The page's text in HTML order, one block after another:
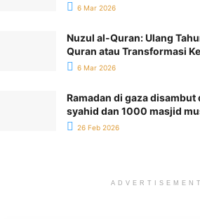
6 Mar 2026
Nuzul al-Quran: Ulang
Quran atau Transformasi
6 Mar 2026
Ramadan di gaza disambut
syahid dan 1000 masjid
26 Feb 2026
ADVERTISEMENT